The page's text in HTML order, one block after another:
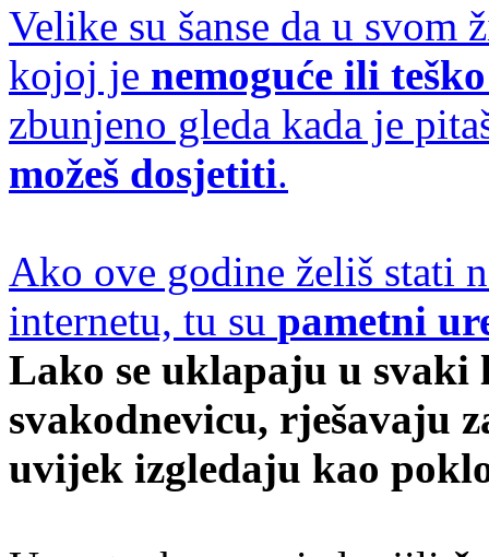
Velike su šanse da u svom
kojoj je nemoguće ili
zbunjeno gleda kada je
možeš dosjetiti.
Ako ove godine želiš stati
internetu, tu su pametni
Lako se uklapaju u svaki
svakodnevicu, rješavaju
uvijek izgledaju kao